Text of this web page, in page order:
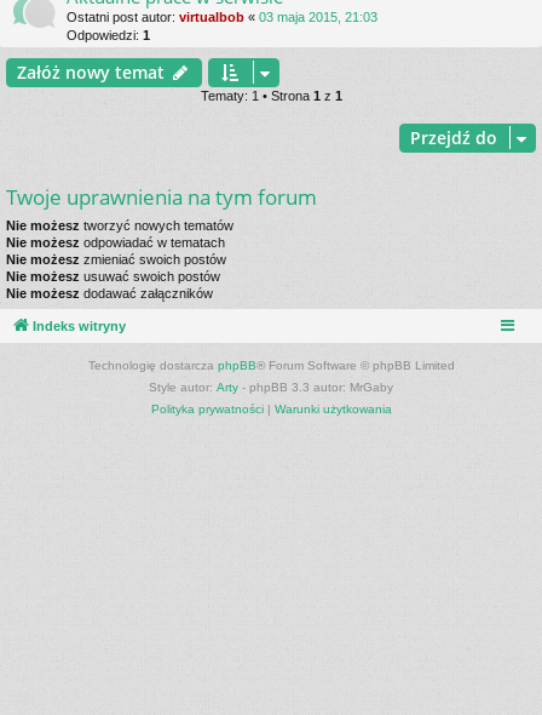
Ostatni post autor: virtualbob « 03 maja 2015, 21:03
Odpowiedzi: 1
Załóż nowy temat
Tematy: 1 • Strona 1z 1
Przejdź do
Twoje uprawnienia na tym forum
Nie możesz tworzyć nowych tematów
Nie możesz odpowiadać w tematach
Nie możesz zmieniać swoich postów
Nie możesz usuwać swoich postów
Nie możesz dodawać załączników
Indeks witryny
Technologię dostarcza phpBB® Forum Software © phpBB Limited
Style autor: Arty - phpBB 3.3 autor: MrGaby
Polityka prywatności| Warunki użytkowania